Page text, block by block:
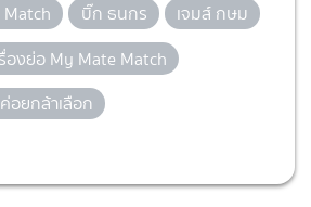
บิ๊ก ธนกร
เจมส์ กษม
องย่อ My Mate Match
อยกล้าเลือก